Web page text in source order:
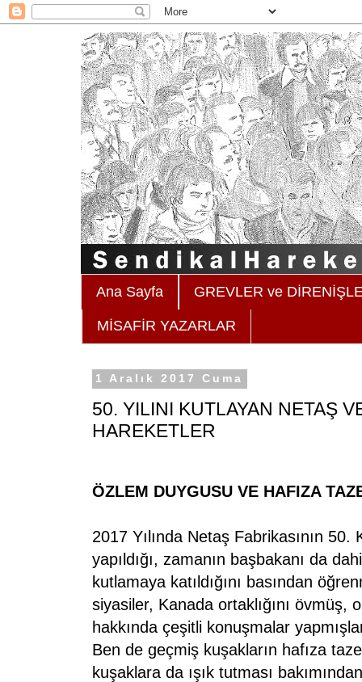
Ana Sayfa GREVLER ve
MİSAFİR YAZARLAR
1 Aralık 2017 Cuma
50. YILINI KUTLAYAN NETAŞ
HAREKETLER
ÖZLEM DUYGUSU VE HAFIZA
2017 Yılında Netaş Fabrikasının 50.
yapıldığı, zamanın başbakanı da
kutlamaya katıldığını basından
siyasiler, Kanada ortaklığını övmüş,
hakkında çeşitli konuşmalar
Ben de geçmiş kuşakların hafıza
kuşaklara da ışık tutması